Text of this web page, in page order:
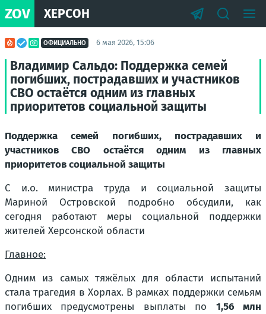
ZOV ХЕРСОН
ОФИЦИАЛЬНО 6 мая 2026, 15:06
Владимир Сальдо: Поддержка семей
погибших, пострадавших и участников
СВО остаётся одним из главных
приоритетов социальной защиты
Поддержка семей погибших, пострадавших и
участников СВО остаётся одним из главных
приоритетов социальной защиты
С и.о. министра труда и социальной защиты
Мариной Островской подробно обсудили, как
сегодня работают меры социальной поддержки
жителей Херсонской области
Главное:
Одним из самых тяжёлых для области испытаний
стала трагедия в Хорлах. В рамках поддержки семьям
погибших предусмотрены выплаты по 1,56 млн